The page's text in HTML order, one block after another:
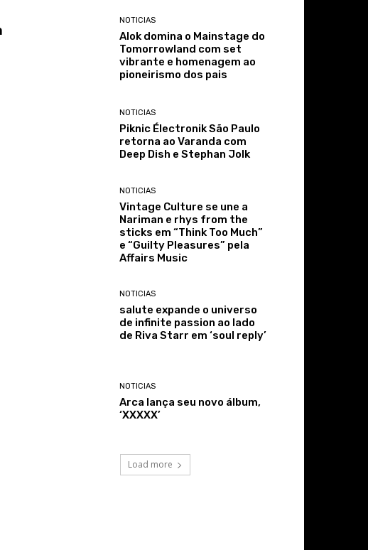
NOTICIAS
Alok domina o Mainstage do
Tomorrowland com set
vibrante e homenagem ao
pioneirismo dos pais
NOTICIAS
Piknic Électronik São Paulo
retorna ao Varanda com
Deep Dish e Stephan Jolk
NOTICIAS
Vintage Culture se une a
Nariman e rhys from the
sticks em “Think Too Much”
e “Guilty Pleasures” pela
Affairs Music
NOTICIAS
salute expande o universo
de infinite passion ao lado
de Riva Starr em ‘soul reply’
NOTICIAS
Arca lança seu novo álbum,
‘XXXXX’
Load more